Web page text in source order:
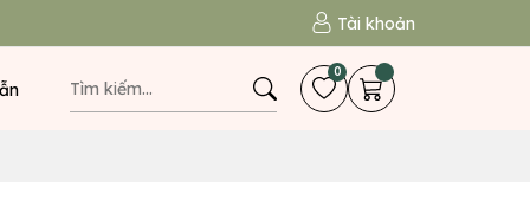
Tài khoản
0